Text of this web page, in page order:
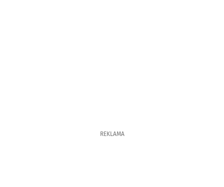
REKLAMA